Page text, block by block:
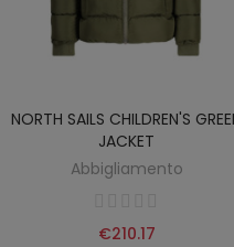
NORTH SAILS CHILDREN'S
JACKET
Abbigliamento
€210.17